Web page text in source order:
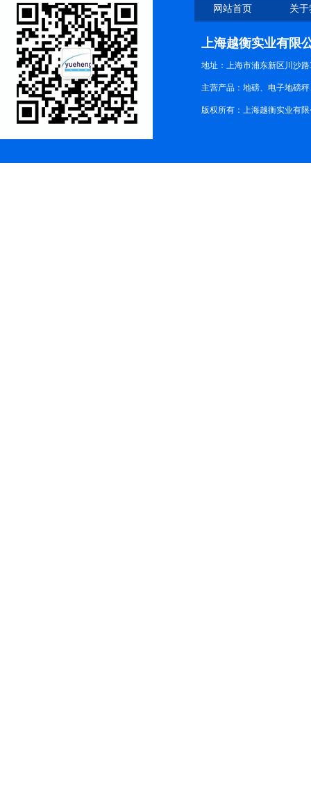
网站首页 关
上海越衡实业有限
地址：上海市浦东新区川沙路
主营产品：地磅、电子地磅
版权所有：上海越衡实业有